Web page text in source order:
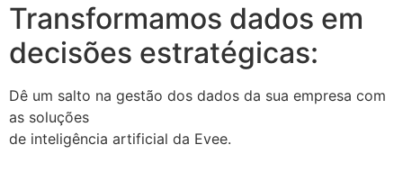
Transformamos dados em
decisões estratégicas:
Dê um salto na gestão dos dados da sua empresa com
as soluções
de inteligência artificial da Evee.